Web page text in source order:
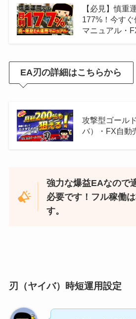
【必見】慎重
177%！今す
マニュアル・
EA刃の詳細はこちらから
攻撃型ゴール
バ）・FX自動
強力な爆益EAなので
必要です！フル稼働
す。
刃（ヤイバ）時短運用設定